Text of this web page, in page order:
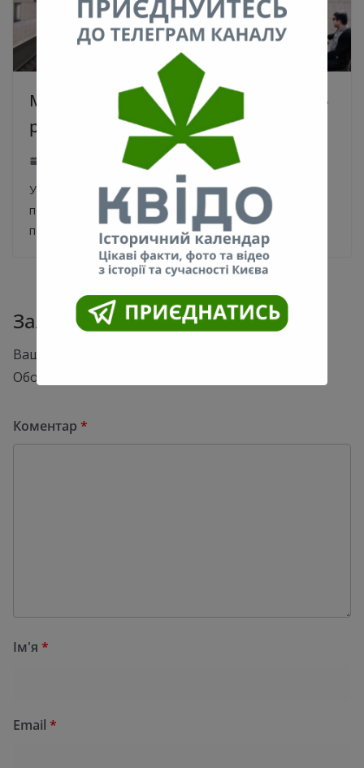
Метро на Троєщину побудують за 5-6
років
У 2022 році почнеться будівництво першої черги —
перших п’яти станцій метро на Троєщину. Про це
повідомив начальник КП «Київський
Залишити відповідь
Ваша e-mail адреса не оприлюднюватиметься.
Обов’язкові поля позначені
Коментар *
Ім'я *
Email *